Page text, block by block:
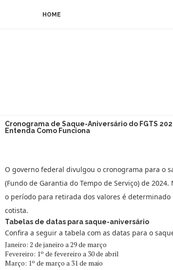
HOME
Cronograma de Saque-Aniversário do FGTS
Entenda Como Funciona
O governo federal divulgou o cronograma para o
(Fundo de Garantia do Tempo de Serviço) de
o período para retirada dos valores é
cotista.
Tabelas de datas para saque-aniversário
Confira a seguir a tabela com as datas para o
Janeiro: 2 de janeiro a 29 de março
Fevereiro: 1º de fevereiro a 30 de abril
Março: 1º de março a 31 de maio